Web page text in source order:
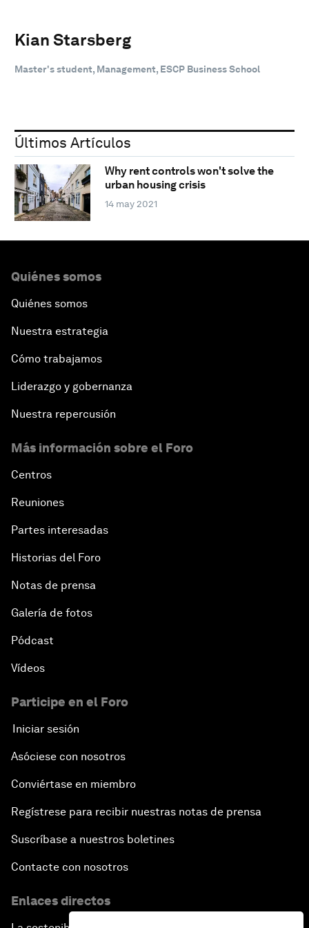
Kian Starsberg
Master's student, Management, ESCP Business School
Últimos Artículos
Why rent controls won't solve the
urban housing crisis
14 may 2021
Quiénes somos
Quiénes somos
Nuestra estrategia
Cómo trabajamos
Liderazgo y gobernanza
Nuestra repercusión
Más información sobre el Foro
Centros
Reuniones
Partes interesadas
Historias del Foro
Notas de prensa
Galería de fotos
Pódcast
Vídeos
Participe en el Foro
Iniciar sesión
Asóciese con nosotros
Conviértase en miembro
Regístrese para recibir nuestras notas de prensa
Suscríbase a nuestros boletines
Contacte con nosotros
Enlaces directos